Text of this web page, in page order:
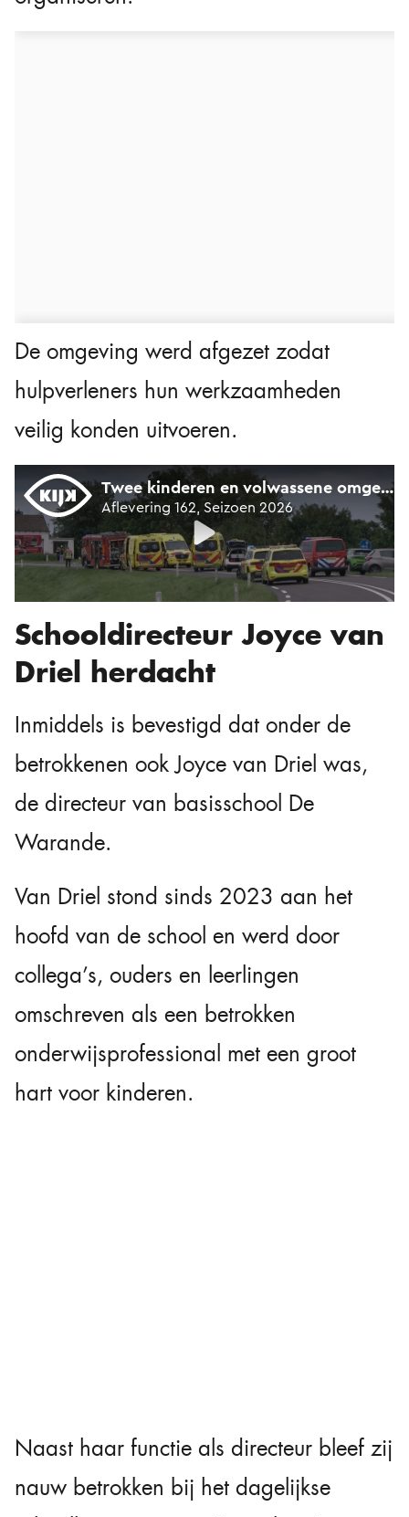
De omgeving werd afgezet zodat
hulpverleners hun werkzaamheden
veilig konden uitvoeren.
Schooldirecteur Joyce van
Driel herdacht
Inmiddels is bevestigd dat onder de
betrokkenen ook Joyce van Driel was,
de directeur van basisschool De
Warande.
Van Driel stond sinds 2023 aan het
hoofd van de school en werd door
collega’s, ouders en leerlingen
omschreven als een betrokken
onderwijsprofessional met een groot
hart voor kinderen.
Naast haar functie als directeur bleef zij
nauw betrokken bij het dagelijkse